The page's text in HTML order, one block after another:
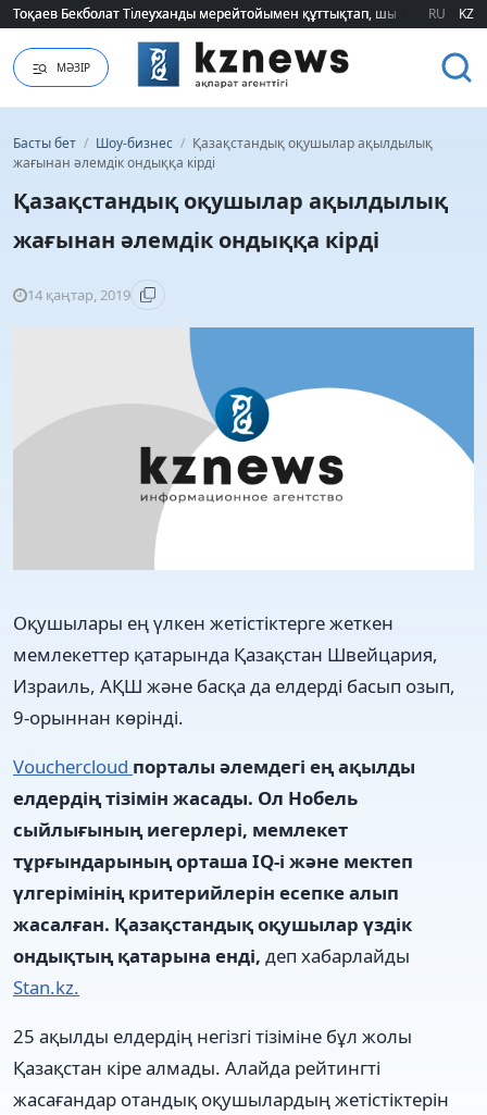
Тоқаев Бекболат Тілеуханды мерейтойымен құттықтап, шығармашылық
Тоқаев Бекболат Тілеуханды мерейтойымен құттықтап, шығармашылық
RU KZ
МӘЗІР
Басты бет / Шоу-бизнес / Қазақстандық оқушылар ақылдылық
жағынан әлемдік ондыққа кірді
Қазақстандық оқушылар ақылдылық
жағынан әлемдік ондыққа кірді
14 қаңтар, 2019
Оқушылары ең үлкен жетістіктерге жеткен
мемлекеттер қатарында Қазақстан Швейцария,
Израиль, АҚШ және басқа да елдерді басып озып,
9-орыннан көрінді.
Vouchercloud порталы әлемдегі ең ақылды
елдердің тізімін жасады. Ол Нобель
сыйлығының иегерлері, мемлекет
тұрғындарының орташа IQ-і және мектеп
үлгерімінің критерийлерін есепке алып
жасалған. Қазақстандық оқушылар үздік
ондықтың қатарына енді, деп хабарлайды
Stan.kz.
25 ақылды елдердің негізгі тізіміне бұл жолы
Қазақстан кіре алмады. Алайда рейтингті
жасағандар отандық оқушылардың жетістіктерін